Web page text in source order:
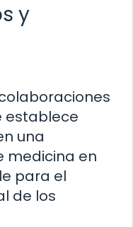
y
establece
una
medicina en
para el
de los